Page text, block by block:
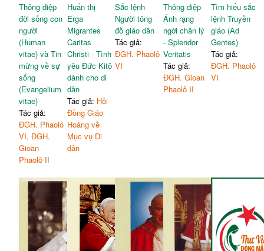
Thông điệp
đời sống con
người
(Human
vitae) và Tin
mừng về sự
sống
(Evangelium
vitae)
Tác giả:
ĐGH. Phaolô
VI, ĐGH.
Gioan
Phaolô II
Huấn thị
Erga
Migrantes
Caritas
Christi - Tình
yêu Đức Kitô
dành cho di
dân
Tác giả: Hội
Đồng Giáo
Hoàng về
Mục vụ Di
dân
Sắc lệnh
Người tông
đồ giáo dân
Tác giả:
ĐGH. Phaolô
VI
Thông điệp
Ánh rạng
ngời chân lý
- Splendor
Veritatis
Tác giả:
ĐGH. Gioan
Phaolô II
Tìm hiểu sắc
lệnh Truyền
giáo (Ad
Gentes)
Tác giả:
ĐGH. Phaolô
VI